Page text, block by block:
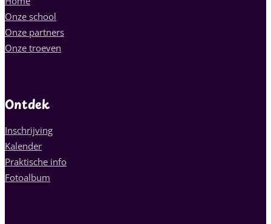
Onze school
Onze partners
Onze troeven
Ontdek
Inschrijving
Kalender
Praktische info
Fotoalbum